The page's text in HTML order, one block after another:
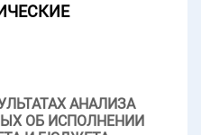
АНАЛИЗА
ОБ ИСПОЛНЕНИИ